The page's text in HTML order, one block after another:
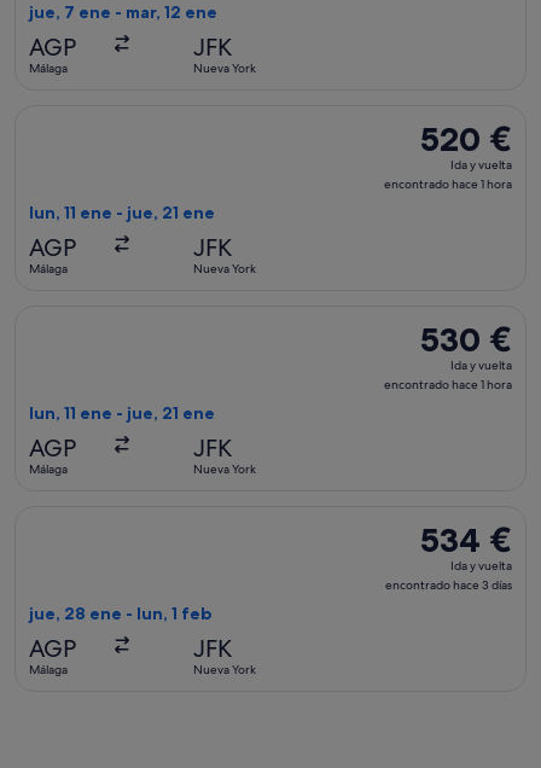
jue, 7 ene - mar, 12 ene
AGP
Málaga
JFK
Nueva York
520 €
Ida
y
520 €
Ida y vuelta
encontrado hace 1 hora
lun, 11 ene - jue, 21 ene
AGP
Málaga
JFK
Nueva York
530 €
Ida
y
530 €
Ida y vuelta
encontrado hace 1 hora
lun, 11 ene - jue, 21 ene
AGP
Málaga
JFK
Nueva York
534 €
Ida
y
534 €
Ida y vuelta
encontrado hace 3 días
jue, 28 ene - lun, 1 feb
AGP
Málaga
JFK
Nueva York